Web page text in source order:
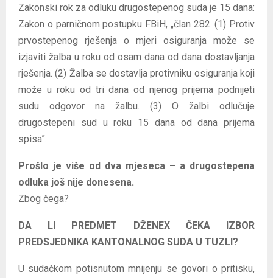
Zakonski rok za odluku drugostepenog suda je 15 dana:
Zakon o parničnom postupku FBiH, „član 282. (1) Protiv
prvostepenog rješenja o mjeri osiguranja može se
izjaviti žalba u roku od osam dana od dana dostavljanja
rješenja. (2) Žalba se dostavlja protivniku osiguranja koji
može u roku od tri dana od njenog prijema podnijeti
sudu odgovor na žalbu. (3) O žalbi odlučuje
drugostepeni sud u roku 15 dana od dana prijema
spisa”.
Prošlo je više od dva mjeseca – a drugostepena
odluka još nije donesena.
Zbog čega?
DA LI PREDMET DŽENEX ČEKA IZBOR
PREDSJEDNIKA KANTONALNOG SUDA U TUZLI?
U sudačkom potisnutom mnijenju se govori o pritisku,